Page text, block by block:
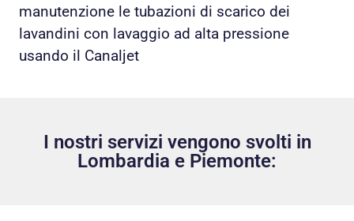
manutenzione le tubazioni di scarico dei
lavandini con lavaggio ad alta pressione
usando il Canaljet
I nostri servizi vengono svolti in
Lombardia e Piemonte: